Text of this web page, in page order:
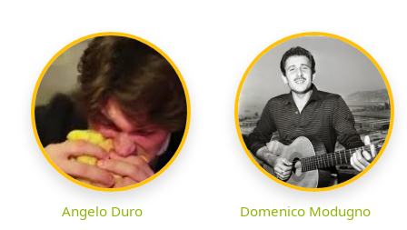
Angelo Duro Domenico Modugno